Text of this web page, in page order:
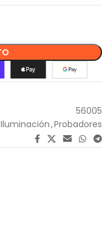
56005
Iluminación,Probadores